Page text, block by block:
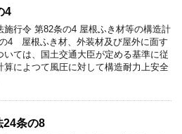
4
施行令 第82条の4 屋根ふき材等の構造計
4 屋根ふき材、外装材及び屋外に面す
いては、国土交通大臣が定める基準に従
算によつて風圧に対して構造耐力上安全
24条の8